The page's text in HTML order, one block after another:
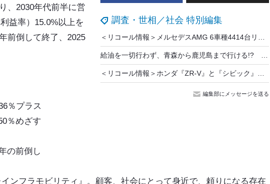
調査・世相／社会 特別編集
編集部にメッセージを送る
、2030年代前半に営
益率）15.0%以上を
前倒して終了、2025
％プラス
％めざす
の前倒し
ンフラモビリティ』。顧客、社会にとって身近で、頼りになる存在